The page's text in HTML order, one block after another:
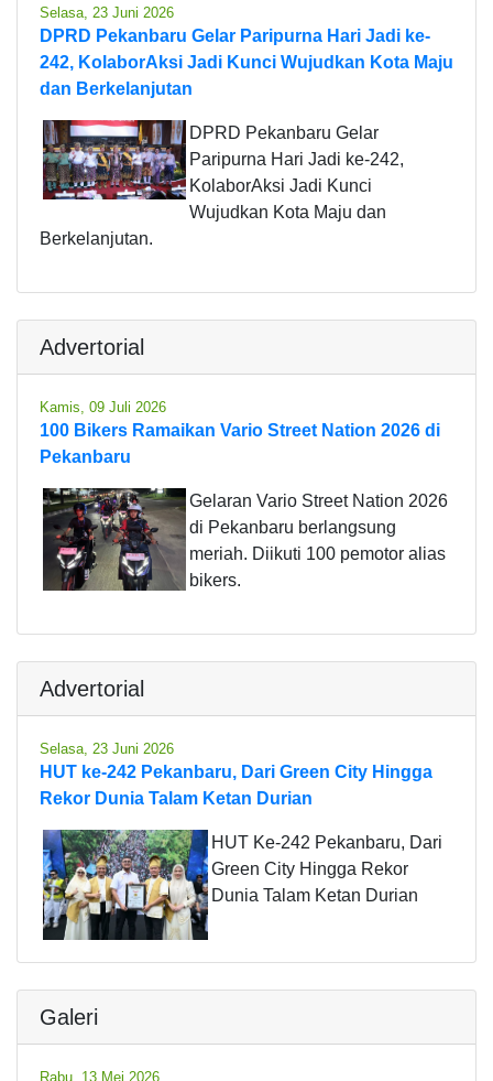
Selasa, 23 Juni 2026
DPRD Pekanbaru Gelar Paripurna Hari Jadi ke-
242, KolaborAksi Jadi Kunci Wujudkan Kota Maju
dan Berkelanjutan
DPRD Pekanbaru Gelar
Paripurna Hari Jadi ke-242,
KolaborAksi Jadi Kunci
Wujudkan Kota Maju dan
Berkelanjutan.
Advertorial
Kamis, 09 Juli 2026
100 Bikers Ramaikan Vario Street Nation 2026 di
Pekanbaru
Gelaran Vario Street Nation 2026
di Pekanbaru berlangsung
meriah. Diikuti 100 pemotor alias
bikers.
Advertorial
Selasa, 23 Juni 2026
HUT ke-242 Pekanbaru, Dari Green City Hingga
Rekor Dunia Talam Ketan Durian
HUT Ke-242 Pekanbaru, Dari
Green City Hingga Rekor
Dunia Talam Ketan Durian
Galeri
Rabu, 13 Mei 2026